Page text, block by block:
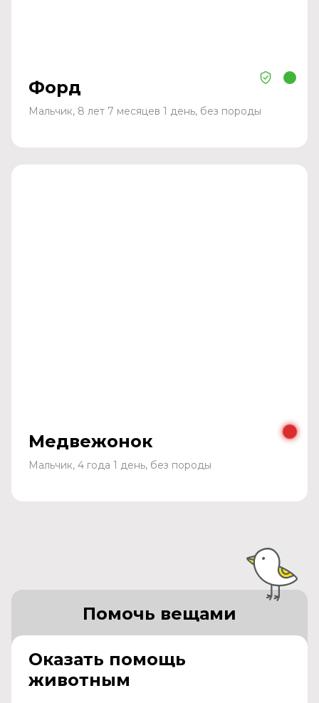
Форд
Мальчик, 8 лет 7 месяцев 1 день, без породы
Медвежонок
Мальчик, 4 года 1 день, без породы
Оказать помощь
животным
Помочь вещами